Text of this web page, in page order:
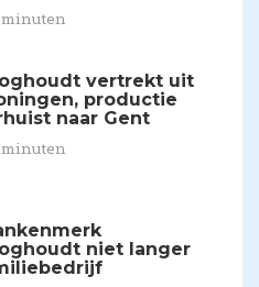
minuten
vertrekt uit
productie
naar Gent
minuten
niet langer